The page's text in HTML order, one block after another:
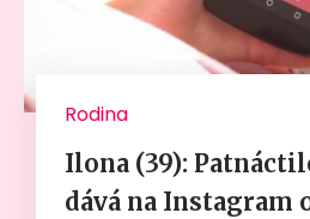
Rodina
Ilona (39):
dává na Instagram